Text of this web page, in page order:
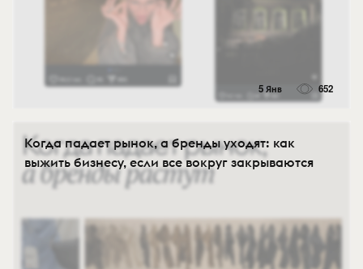
5 Янв 652
Когда падает рынок, а бренды уходят: как
выжить бизнесу, если все вокруг закрываются